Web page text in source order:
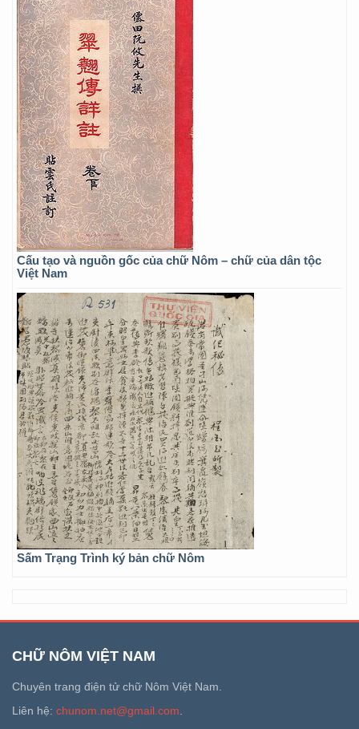
Cấu tạo và nguồn gốc của chữ Nôm – chữ của dân tộc
Việt Nam
Sấm Trạng Trình ký bản chữ Nôm
CHỮ NÔM VIỆT NAM
Chuyên trang điện tử chữ Nôm Việt Nam.
Liên hệ: chunom.net@gmail.com